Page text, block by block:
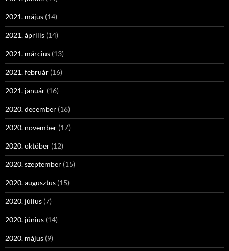
2021. május (14)
2021. április (14)
2021. március (13)
2021. február (16)
2021. január (16)
2020. december (16)
2020. november (17)
2020. október (12)
2020. szeptember (15)
2020. augusztus (15)
2020. július (7)
2020. június (14)
2020. május (9)